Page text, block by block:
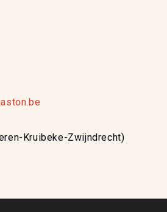
Kruibeke-Zwijndrecht)